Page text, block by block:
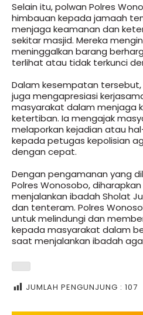
Selain itu, polwan Polres
himbauan kepada jamaah
menjaga keamanan dan
sekitar masjid. Mereka
meninggalkan barang
terlihat atau tidak terkunci
Dalam kesempatan tersebut,
juga mengapresiasi
masyarakat dalam menjaga
ketertiban. Ia mengajak
melaporkan kejadian atau
kepada petugas kepolisian
dengan cepat.
Dengan pengamanan yang
Polres Wonosobo,
menjalankan ibadah Sholat
dan tenteram. Polres
untuk melindungi dan
kepada masyarakat dalam
saat menjalankan ibadah
JUMLAH PENGUNJUNG : 107